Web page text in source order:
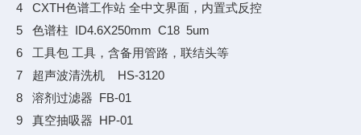
4 CXTH色谱工作站 全中文界面，内置式反控
5 色谱柱 ID4.6X250mm C18 5um
6 工具包 工具，含备用管路，联结头等
7 超声波清洗机 HS-3120
8 溶剂过滤器 FB-01
9 真空抽吸器 HP-01